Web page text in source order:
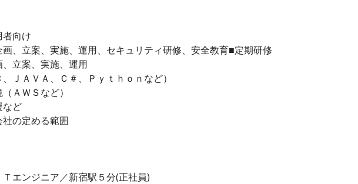
者向け
画、立案、実施、運用、セキュリティ研修、安全教育■定期研修
、立案、実施、運用
、ＪＡＶＡ、Ｃ＃、Ｐｙｔｈｏｎなど）
ＡＷＳなど）
など
社の定める範囲
Ｔエンジニア／新宿駅５分(正社員)